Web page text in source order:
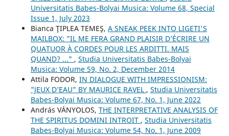
Universitatis Babes-Bolyai Musica: Volume 68, Special
Issue 1, July 2023
Bianca ŢIPLEA TEMEŞ, A SNEAK PEEK INTO LIGETI'S
MAILBOX: "IL ME FERA GRAND PLAISIR D’ÉCRIRE UN
QUATUOR À CORDES POUR LES ARDITTI. MAIS
QUAND? ..." , Studia Universitatis Babes-Bolyai
Musica: Volume 59, No. 2, December 2014
Attila FODOR, IN DIALOGUE WITH IMPRESSIONISM:
"JEUX D’EAU" BY MAURICE RAVEL , Studia Universitatis
Babes-Bolyai Musica: Volume 67, No. 1, June 2022
András VÁNYOLOS, THE INTERPRETATIVE ANALYSIS OF
THE SPIRITUS DOMINI INTROIT , Studia Universitatis
Babes-Bolyai Musica: Volume 54, No. 1, June 2009